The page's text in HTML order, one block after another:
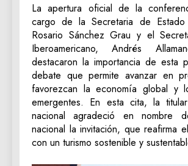
La apertura oficial de la
cargo de la Secretaria de Estado
Rosario Sánchez Grau y el
Iberoamericano, Andrés
destacaron la importancia de esta
debate que permite avanzar en
favorezcan la economía global y
emergentes. En esta cita, la
nacional agradeció en nombre
nacional la invitación, que reafirma
con un turismo sostenible y